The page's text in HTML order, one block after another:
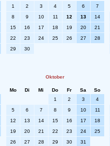
1
2 3 4 5 6
7
8
9 10 11 12 13
14
15
16 17 18 19 20
21
22
23 24 25 26 27
28
29
30
Oktober
Mo Di Mi Do Fr Sa
So
1
2 3
4
5
6 7 8 9 10
11
12
13 14 15 16 17
18
19
20 21 22 23 24
25
26
27 28 29 30 31